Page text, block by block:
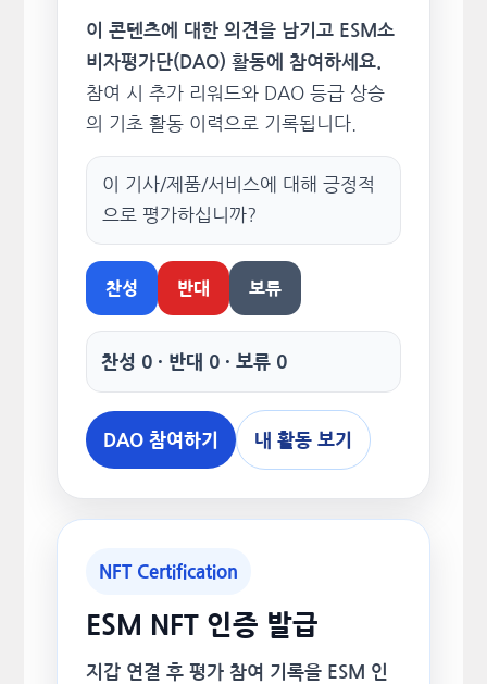
이 콘텐츠에 대한 의견을 남기고 ESM소
비자평가단(DAO) 활동에 참여하세요.
참여 시 추가 리워드와 DAO 등급 상승
의 기초 활동 이력으로 기록됩니다.
이 기사/제품/서비스에 대해 긍정적
으로 평가하십니까?
찬성 반대 보류
찬성 0 · 반대 0 · 보류 0
DAO 참여하기 내 활동 보기
NFT Certification
ESM NFT 인증 발급
지갑 연결 후 평가 참여 기록을 ESM 인